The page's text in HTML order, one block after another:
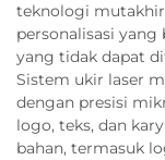
teknologi
personalisasi
yang tidak dapat
Sistem ukir laser
dengan presisi
logo, teks, dan
bahan, termasuk